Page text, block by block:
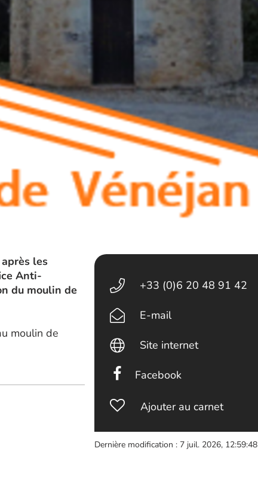
les
Anti-
du moulin de
moulin de
+33 (0)6 20 48 91 42
E-mail
Site internet
Facebook
Ajouter au carnet
Dernière modification : 7 juil. 2026, 12:59:48